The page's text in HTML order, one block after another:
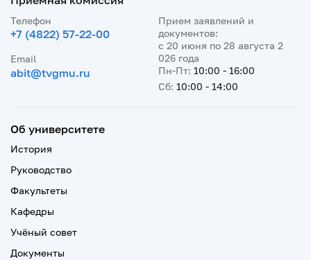
Телефон
+7 (4822) 57-22-00
Email
abit@tvgmu.ru
Прием заявлений и
документов:
с 20 июня по 28 августа 2
026 года
Пн-Пт: 10:00 - 16:00
Сб: 10:00 - 14:00
Об университете
История
Руководство
Факультеты
Кафедры
Учёный совет
Документы